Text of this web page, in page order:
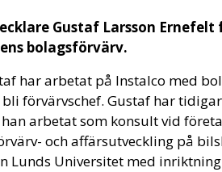
Gustaf Larsson
bolagsförvärv.
har arbetat på Instalco med
förvärvschef. Gustaf har
arbetat som konsult vid
och affärsutveckling på
Lunds Universitet med